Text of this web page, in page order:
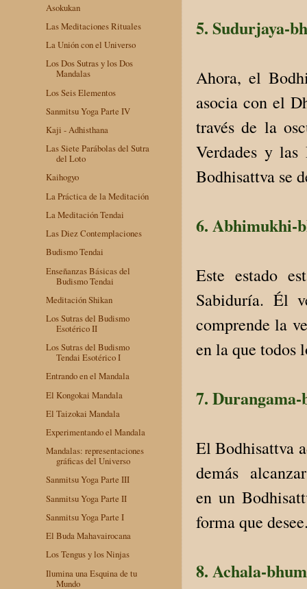
5. Sudurjaya-
Ahora, el
asocia con el
través de la
Verdades y
Bodhisattva se
6. Abhimukhi-
Este estado
Sabiduría. Él
comprende la
en la que todos
7.
El Bodhisattva
demás
en un
forma que
8. Achala-
Asokukan
Las Meditaciones Rituales
La Unión con el Universo
Los Dos Sutras y los Dos
Mandalas
Los Seis Elementos
Sanmitsu Yoga Parte IV
Kaji - Adhisthana
Las Siete Parábolas del Sutra
del Loto
Kaihogyo
La Práctica de la Meditación
La Meditación Tendai
Las Diez Contemplaciones
Budismo Tendai
Enseñanzas Básicas del
Budismo Tendai
Meditación Shikan
Los Sutras del Budismo
Esotérico II
Los Sutras del Budismo
Tendai Esotérico I
Entrando en el Mandala
El Kongokai Mandala
El Taizokai Mandala
Experimentando el Mandala
Mandalas: representaciones
gráficas del Universo
Sanmitsu Yoga Parte III
Sanmitsu Yoga Parte II
Sanmitsu Yoga Parte I
El Buda Mahavairocana
Los Tengus y los Ninjas
Ilumina una Esquina de tu
Mundo